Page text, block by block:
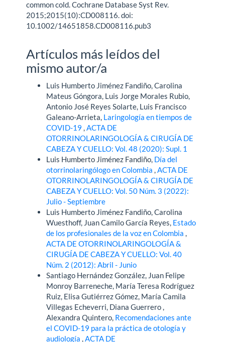
common cold. Cochrane Database Syst Rev.
2015;2015(10):CD008116. doi:
10.1002/14651858.CD008116.pub3
Artículos más leídos del
mismo autor/a
Luis Humberto Jiménez Fandiño, Carolina
Mateus Góngora, Luis Jorge Morales Rubio,
Antonio José Reyes Solarte, Luis Francisco
Galeano-Arrieta, Laringología en tiempos de
COVID-19
ACTA DE
OTORRINOLARINGOLOGÍA & CIRUGÍA DE
CABEZA Y CUELLO: Vol. 48 (2020): Supl. 1
Luis Humberto Jiménez Fandiño, Día del
otorrinolaringólogo en Colombia
ACTA DE
OTORRINOLARINGOLOGÍA & CIRUGÍA DE
CABEZA Y CUELLO: Vol. 50 Núm. 3 (2022):
Julio - Septiembre
Luis Humberto Jiménez Fandiño, Carolina
Wuesthoff, Juan Camilo García Reyes, Estado
de los profesionales de la voz en Colombia
ACTA DE OTORRINOLARINGOLOGÍA &
CIRUGÍA DE CABEZA Y CUELLO: Vol. 40
Núm. 2 (2012): Abril - Junio
Santiago Hernández González, Juan Felipe
Monroy Barreneche, María Teresa Rodríguez
Ruiz, Elisa Gutiérrez Gómez, María Camila
Villegas Echeverri, Diana Guerrero ,
Alexandra Quintero, Recomendaciones ante
el COVID-19 para la práctica de otología y
audiología
ACTA DE